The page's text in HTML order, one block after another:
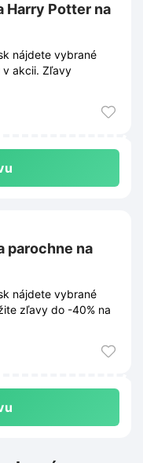
Harry Potter na
nájdete vybrané
v akcii. Zľavy
parochne na
nájdete vybrané
zľavy do -40% na